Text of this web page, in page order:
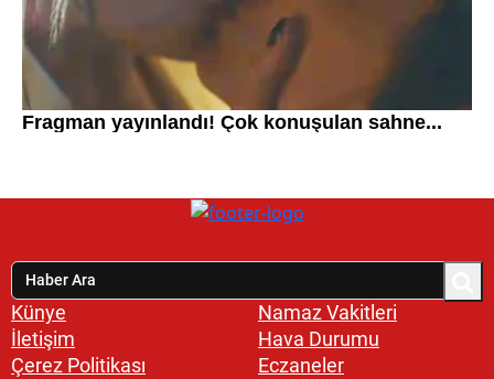
Künye
İletişim
Çerez Politikası
Namaz Vakitleri
Hava Durumu
Eczaneler